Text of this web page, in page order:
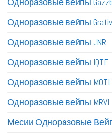
Одноразовые вейпы
Одноразовые вейпы
Одноразовые вейпы JNR
Одноразовые вейпы IQTE
Одноразовые вейпы MOTI
Одноразовые вейпы MRVI
Месии Одноразовые